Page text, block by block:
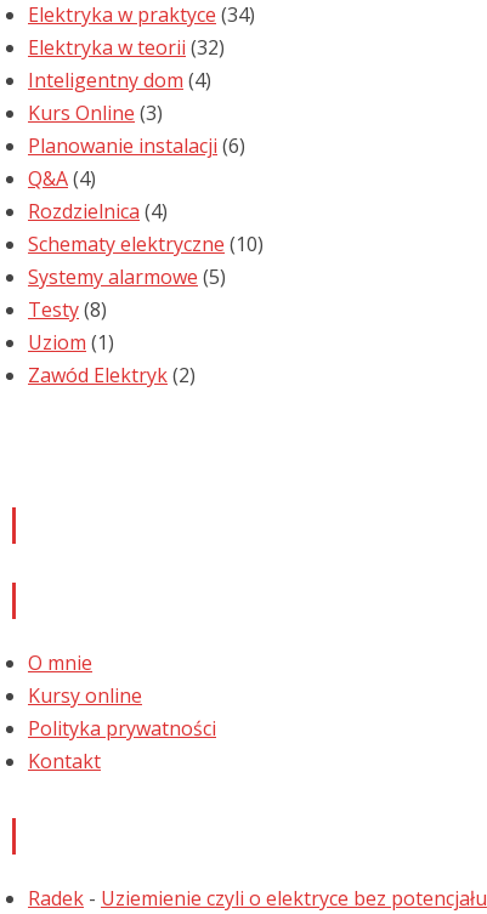
Elektryka w praktyce (34)
Elektryka w teorii (32)
Inteligentny dom (4)
Kurs Online (3)
Planowanie instalacji (6)
Q&A(4)
Rozdzielnica (4)
Schematy elektryczne (10)
Systemy alarmowe (5)
Testy(8)
Uziom (1)
Zawód Elektryk(2)
O mnie
Kursy online
Polityka prywatności
Kontakt
Radek - Uziemienie czyli o elektryce bez potencjału